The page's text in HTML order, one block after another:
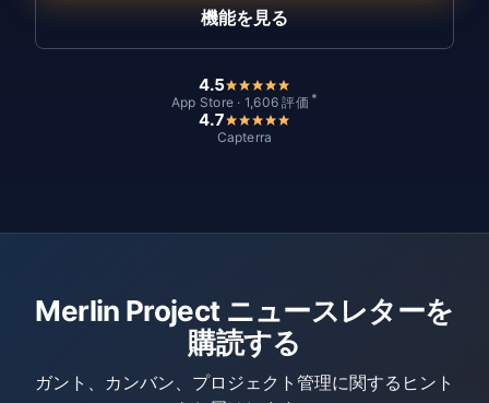
機能を見る
4.5
App Store · 1,606 評価 *
4.7
Capterra
Merlin Project ニュースレターを
購読する
ガント、カンバン、プロジェクト管理に関するヒント